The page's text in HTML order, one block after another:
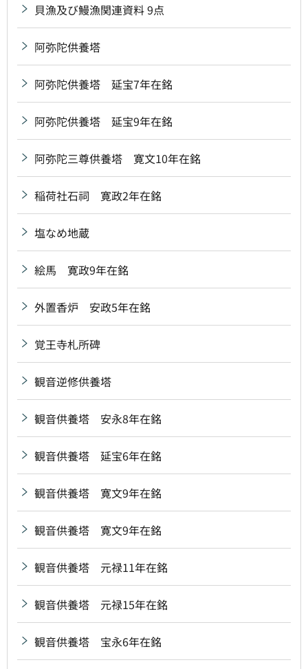
貝漁及び鰻漁関連資料 9点
阿弥陀供養塔
阿弥陀供養塔 延宝7年在銘
阿弥陀供養塔 延宝9年在銘
阿弥陀三尊供養塔 寛文10年在銘
稲荷社石祠 寛政2年在銘
塩なめ地蔵
絵馬 寛政9年在銘
外置香炉 安政5年在銘
覚王寺札所碑
観音逆修供養塔
観音供養塔 安永8年在銘
観音供養塔 延宝6年在銘
観音供養塔 寛文9年在銘
観音供養塔 寛文9年在銘
観音供養塔 元禄11年在銘
観音供養塔 元禄15年在銘
観音供養塔 宝永6年在銘